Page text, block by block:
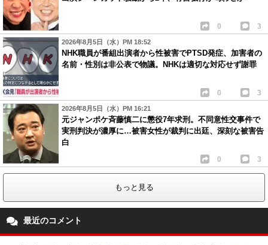
0 3
2026年8月5日（水）PM 18:52
NHK職員が番組出演者から性被害でPTSD発症、加害者の
名前・性別は非公表で物議。NHKは適切な対応せず謝罪
0 3
2026年8月5日（水）PM 16:21
元ジャンポケ斉藤慎二に懲役7年求刑。不同意性交事件で
実刑判決が濃厚に…被害女性が裁判に出廷、深刻な被害告
白
0 3
もっと見る
最近のコメント